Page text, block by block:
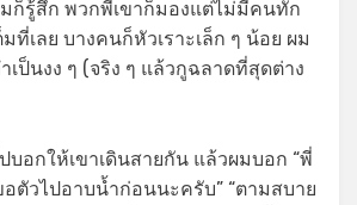
ก็รู้สึก พวกพี่เขาก็มองแต่ไม่มีคนทัก
ที่เลย บางคนก็หัวเราะเล็ก ๆ น้อย ผม
ป็นงง ๆ (จริง ๆ แล้วกูฉลาดที่สุดต่าง
บอกให้เขาเดินสายกัน แล้วผมบอก “พี่
ตัวไปอาบน้ำก่อนนะครับ” “ตามสบาย